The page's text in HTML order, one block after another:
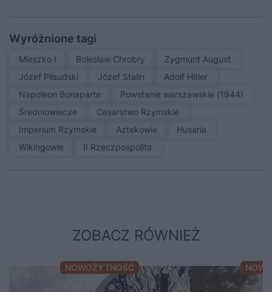
Wyróżnione tagi
Mieszko I Bolesław Chrobry
Zygmunt August
Józef Piłsudski
Józef Stalin
Adolf Hitler
Napoleon Bonaparte
Powstanie warszawskie (1944)
średniowiecze
Cesarstwo Rzymskie
Imperium Rzymskie
Aztekowie
Husaria
Wikingowie
II Rzeczpospolita
ZOBACZ RÓWNIEŻ
NOWOŻYTNOŚĆ